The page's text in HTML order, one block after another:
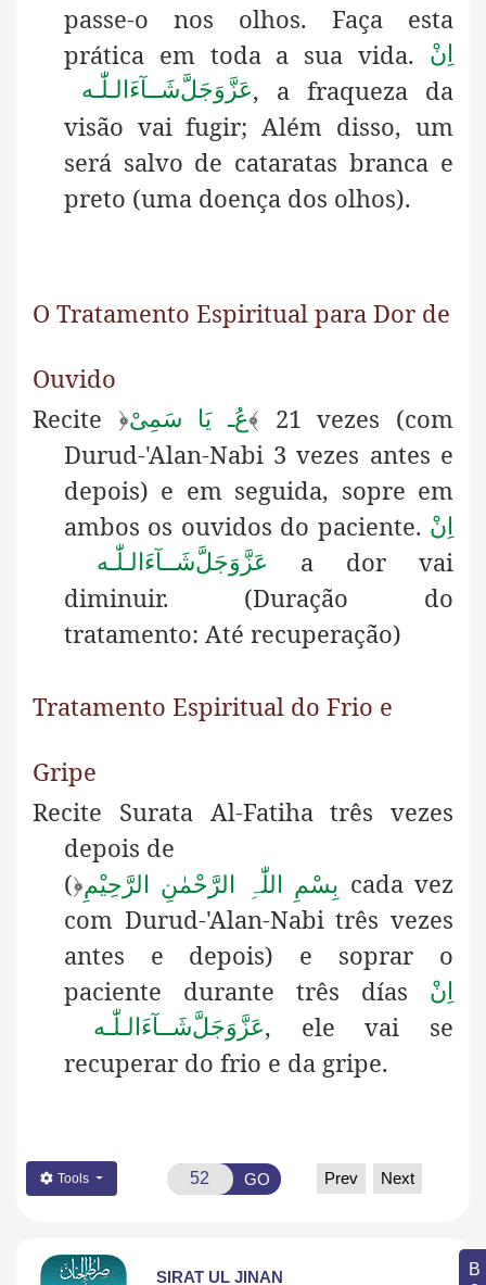
passe-o nos olhos. Faça esta
prática em toda a sua vida.
اِنْ
شَــآءَالـلّٰـهعَزَّوَجَلَّ, a fraqueza da
visão vai fugir; Além disso, um
será salvo de cataratas branca e
preto (uma doença dos olhos).
O Tratamento Espiritual para Dor de
Ouvido
Recite
﴿یَا سَمِیْـعُ﴾ 21 vezes (com
Durud-'Alan-Nabi 3 vezes antes e
depois) e em seguida, sopre em
ambos os ouvidos do paciente. اِنْ
شَــآءَالـلّٰـهعَزَّوَجَلَّ
a dor vai
diminuir. (Duração do
tratamento: Até recuperação)
Tratamento Espiritual do Frio e
Gripe
Recite Surata Al-Fatiha três vezes
depois de
(﴿بِسْمِ اللّٰہِ الرَّحْمٰنِ الرَّحِیْمِ cada vez
com Durud-'Alan-Nabi três vezes
antes e depois) e soprar o
paciente durante três días
اِنْ
شَــآءَالـلّٰـهعَزَّوَجَلَّ, ele vai se
recuperar do frio e da gripe.
Tools GO Prev Next
SIRAT UL JINAN